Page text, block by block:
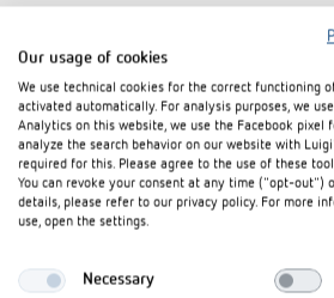
Downloads
Ausschreibungstext DOC
theben-
Our usage of cookies
We use technical cookies for the correct functioning
activated automatically. For analysis purposes, we
Analytics on this website, we use the Facebook pixel
analyze the search behavior on our website with
required for this. Please agree to the use of these
You can revoke your consent at any time ("opt-out")
details, please refer to our privacy policy. For more
use, open the settings.
Necessary